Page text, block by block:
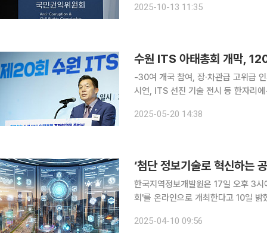
2025-10-13 11:35
-30여 개국 참여, 장·차관급 고위급
시연, ITS 선진 기술 전시 등 한자리
미리 확인한 뒤 정류장으로 출발하고,
2025-05-20 14:38
한국지역정보개발원은 17일 오후 3
회'를 온라인으로 개최한다고 10일 밝혔다. 이번 설명회에서는 첨단 IT기술을 활용한
2025-04-10 09:56